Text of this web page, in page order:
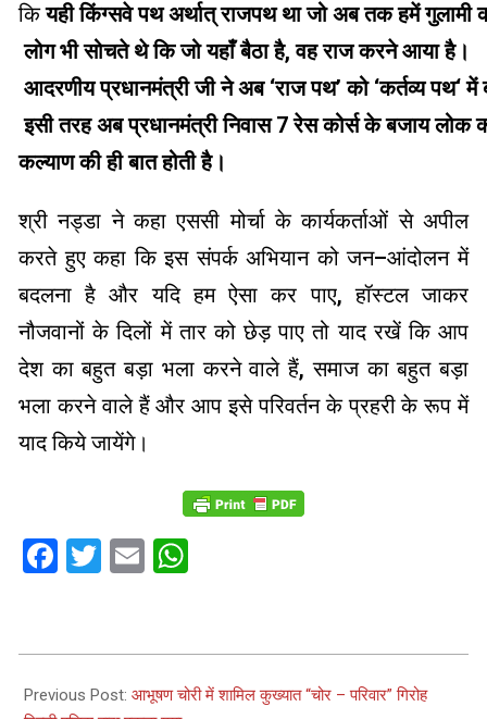
कियहीकिंग्सवे पथ अर्थात् राजपथ था जो अब तक हमें
लोग भी सोचते थे कि जो यहाँ बैठा है,वहराज करने आया है।
आदरणीय प्रधानमंत्री जी ने अब‘राजपथ’को‘कर्तव्यपथ‘में
इसी तरह अब प्रधानमंत्री निवास7रेसकोर्स के बजाय लोक
कल्याणकी ही बात होती है।
श्री नड्डा ने कहा एससी मोर्चा के कार्यकर्ताओं से अपील
करते हुए कहा कि इस संपर्क अभियान को जन–आंदोलन में
बदलना है और यदि हम ऐसा कर पाए,हॉस्टल जाकर
नौजवानों के दिलों में तार को छेड़ पाए तो याद रखें कि आप
देश का बहुत बड़ा भला करने वाले हैं,समाज का बहुत बड़ा
भला करने वाले हैं और आप इसे परिवर्तन के प्रहरी के रूप में
याद किये जायेंगे।
Facebook
Twitter
Email
09-
Previous Post: आभूषण चोरी में शामिल कुख्यात “चोर – परिवार” गिरोह